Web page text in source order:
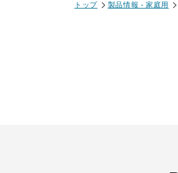
トップ 製品情報 - 家庭用